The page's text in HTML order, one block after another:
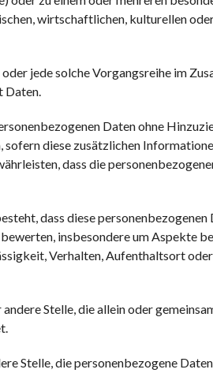
wirtschaftlichen, kulturellen
jede solche Vorgangsreihe im
Daten.
Daten ohne
diese zusätzlichen
dass die
dass diese
insbesondere um Aspekte
Verhalten, Aufenthaltsort
Stelle, die allein oder
Stelle, die personenbezogene